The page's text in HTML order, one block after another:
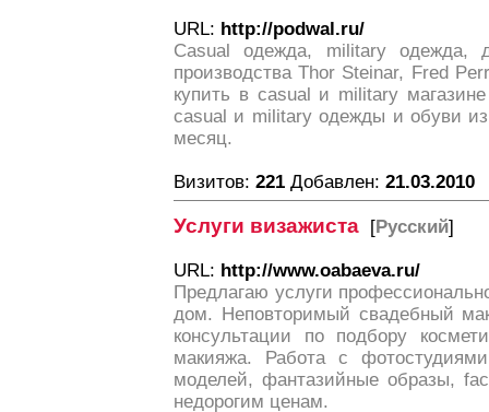
URL: http://podwal.ru/
Casual одежда, military одежда,
производства Thor Steinar, Fred
купить в casual и military
casual и military одежды и обуви
месяц.
Визитов: 221 Добавлен: 21.03.2010
Услуги визажиста [Русский]
URL: http://www.oabaeva.ru/
Предлагаю услуги
дом. Неповторимый свадебный
консультации по подбору
макияжа. Работа с
моделей, фантазийные образы,
недорогим ценам.